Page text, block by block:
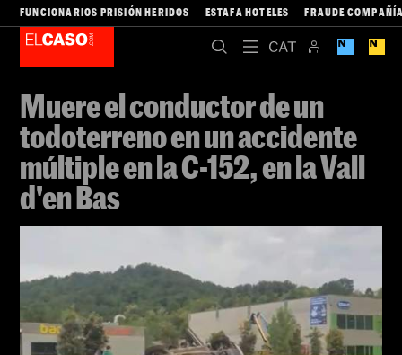
FUNCIONARIOS PRISIÓN HERIDOS ESTAFA HOTELES FRAUDE
Muere el conductor de un
todoterreno en un accidente
múltiple en la C-152, en la Vall
d'en Bas